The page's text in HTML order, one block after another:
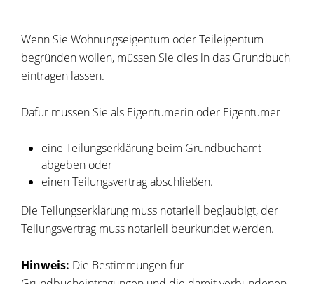
Wenn Sie Wohnungseigentum oder Teileigentum
begründen wollen, müssen Sie dies in das Grundbuch
eintragen lassen.
Dafür müssen Sie als Eigentümerin oder Eigentümer
eine Teilungserklärung beim Grundbuchamt
abgeben oder
einen Teilungsvertrag abschließen.
Die Teilungserklärung muss notariell beglaubigt, der
Teilungsvertrag muss notariell beurkundet werden.
Hinweis: Die Bestimmungen für